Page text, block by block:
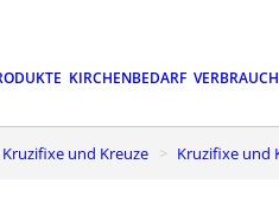
KIRCHENBEDARF
Kruzifixe und Kreuze Kruzifixe und